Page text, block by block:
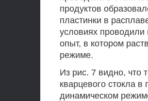
продуктов
пластинки в
условиях проводили
опыт, в котором
режиме.
Из рис. 7 видно, что
кварцевого стокла в
динамическом